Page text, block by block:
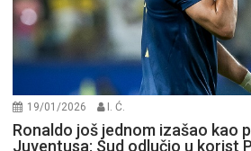
19/01/2026 I. Ć.
Ronaldo još jednom izašao kao
Juventusa: Sud odlučio u korist